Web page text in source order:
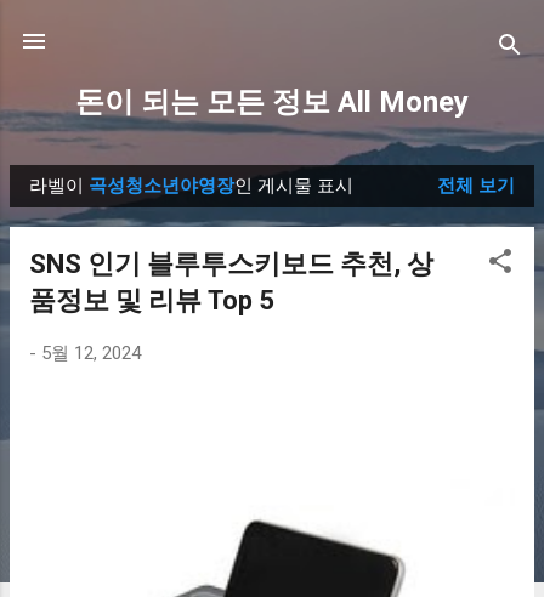
돈이 되는 모든 정보 All Money
글
라벨이 곡성청소년야영장인 게시물 표시 전체 보기
SNS 인기 블루투스키보드 추천, 상
품정보 및 리뷰 Top 5
- 5월 12, 2024